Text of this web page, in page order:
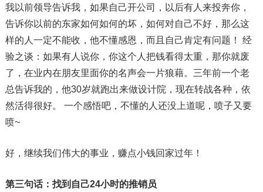
我以前领导告诉我，如果自己开公司，以后有人来投奔你，
告诉你以前的东家如何如何的坏，如何对自己不好，那么这
样的人一定不能收，他不懂感恩，而且自己肯定有问题！ 经
验之谈：如果有人说你，你这个人把钱看得太重，那你就废
了，在业内在朋友里面你的名声会一片狼藉。三年前一个老
总告诉我的，他30岁就跑出来做设计院，现在转战各种，依
然活得很好。 一个感悟吧，不懂的人还没上道呢，喷子又要
喷~
好，继续我们伟大的事业，赚点小钱回家过年！
第三句话：找到自己24小时的推销员